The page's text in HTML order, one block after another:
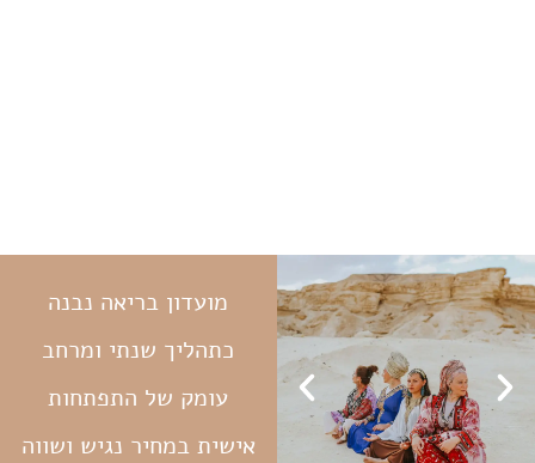
מועדון בריאה נבנה
כתהליך שנתי ומרחב
עומק של התפתחות
אישית במחיר נגיש ושווה